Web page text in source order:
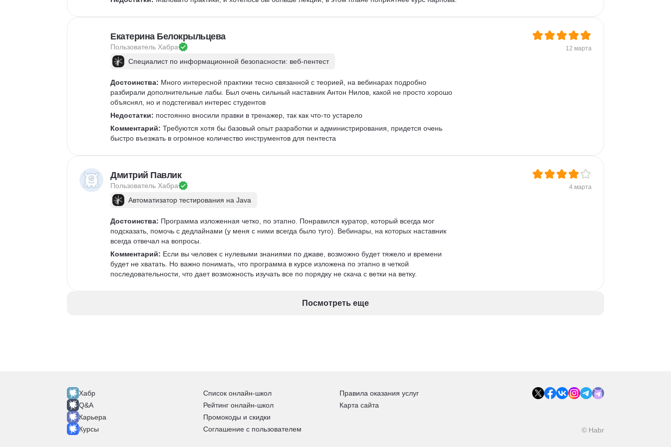
Екатерина Белокрыльцева
Пользователь Хабра 12 марта
Специалист по информационной безопасности: веб-пентест
Достоинства: Много интересной практики тесно связанной с теорией, на вебинарах подробно
разбирали дополнительные лабы. Был очень сильный наставник Антон Нилов, какой не просто хорошо
объяснял, но и подстегивал интерес студентов
Недостатки: постоянно вносили правки в тренажер, так как что-то устарело
Комментарий: Требуются хотя бы базовый опыт разработки и администрирования, придется очень
быстро въезжать в огромное количество инструментов для пентеста
Дмитрий Павлик
Пользователь Хабра 4 марта
Автоматизатор тестирования на Java
Достоинства: Программа изложенная четко, по этапно. Понравился куратор, который всегда мог
подсказать, помочь с дедлайнами (у меня с ними всегда было туго). Вебинары, на которых наставник
всегда отвечал на вопросы.
Комментарий: Если вы человек с нулевыми знаниями по джаве, возможно будет тяжело и времени
будет не хватать. Но важно понимать, что программа в курсе изложена по этапно в четкой
последовательности, что дает возможность изучать все по порядку не скача с ветки на ветку.
Посмотреть еще
Хабр
Q&A
Карьера
Курсы
Список онлайн-школ
Рейтинг онлайн-школ
Промокоды и скидки
Соглашение с пользователем
Правила оказания услуг
Карта сайта
© Habr